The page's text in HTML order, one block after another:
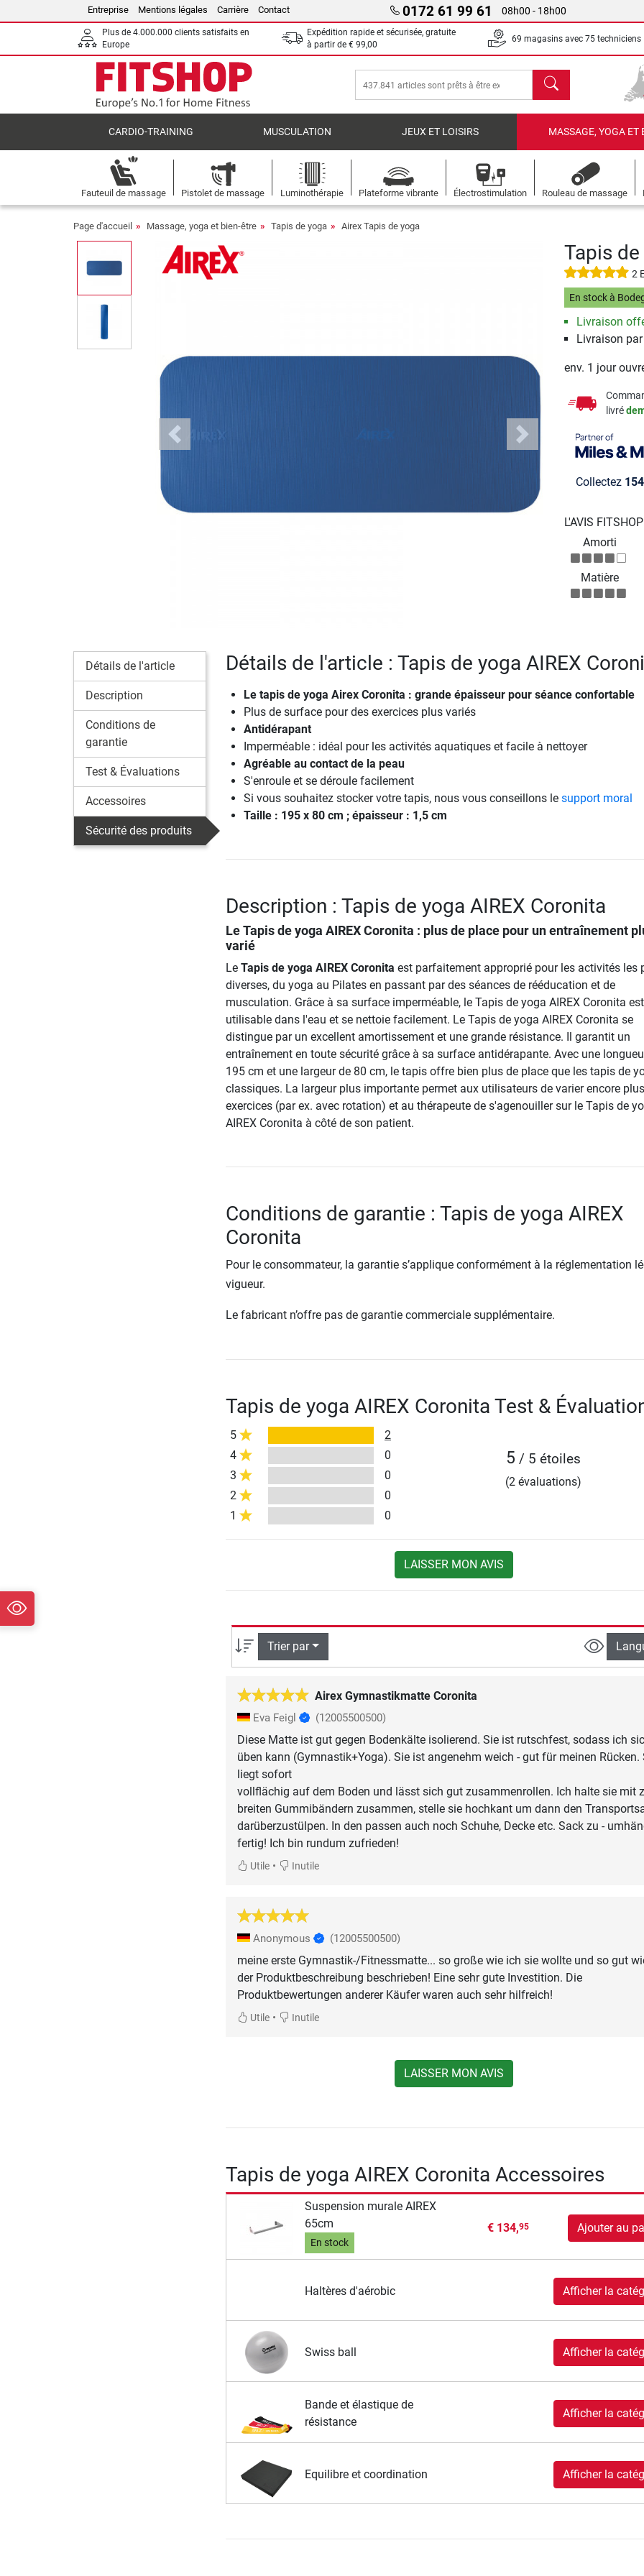
Entreprise Mentions légales Carrière Contact 0172 61 99 61 08h00 - 18h00
Plus de 4.000.000 clients satisfaits en
Europe
Expédition rapide et sécurisée, gratuite
à partir de € 99,00
69 magasins avec 75 techniciens
chercher
CARDIO-TRAINING MUSCULATION JEUX ET LOISIRS MASSAGE, YOGA ET
Fauteuil de massage Pistolet de massage Luminothérapie Plateforme vibrante Électrostimulation Rouleau de massage
Page d'accueil Massage, yoga et bien-être Tapis de yoga Airex Tapis de yoga
Previous Next
Tapis
2
En stock à
Livraison
Livraison
env. 1 jour
livré
Collectez 154
L'AVIS
Amorti
Matière
Détails de l'article
Description
Conditions de
garantie
Test & Évaluations
Accessoires
Sécurité des produits
Détails de l'article : Tapis de yoga AIREX
Le tapis de yoga Airex Coronita : grande épaisseur pour séance confortable
Plus de surface pour des exercices plus variés
Antidérapant
Imperméable : idéal pour les activités aquatiques et facile à nettoyer
Agréable au contact de la peau
S'enroule et se déroule facilement
Si vous souhaitez stocker votre tapis, nous vous conseillons le support moral
Taille : 195 x 80 cm ; épaisseur : 1,5 cm
Description : Tapis de yoga AIREX Coronita
Le Tapis de yoga AIREX Coronita : plus de place pour un entraînement
varié
Le Tapis de yoga AIREX Coronita est parfaitement approprié pour les activités les
diverses, du yoga au Pilates en passant par des séances de rééducation et de
musculation. Grâce à sa surface imperméable, le Tapis de yoga AIREX Coronita est
utilisable dans l'eau et se nettoie facilement. Le Tapis de yoga AIREX Coronita se
distingue par un excellent amortissement et une grande résistance. Il garantit un
entraînement en toute sécurité grâce à sa surface antidérapante. Avec une
195 cm et une largeur de 80 cm, le tapis offre bien plus de place que les tapis de
classiques. La largeur plus importante permet aux utilisateurs de varier encore
exercices (par ex. avec rotation) et au thérapeute de s'agenouiller sur le Tapis de
AIREX Coronita à côté de son patient.
Conditions de garantie : Tapis de yoga AIREX
Coronita
Pour le consommateur, la garantie s’applique conformément à la réglementation
vigueur.
Le fabricant n’offre pas de garantie commerciale supplémentaire.
Tapis de yoga AIREX Coronita Test &
5
2
4
0
3
0
2
0
1
0
5 / 5 étoiles
(2 évaluations)
LAISSER MON AVIS
Trier par
Airex Gymnastikmatte Coronita
Eva Feigl (12005500500)
Diese Matte ist gut gegen Bodenkälte isolierend. Sie ist rutschfest, sodass ich
üben kann (Gymnastik+Yoga). Sie ist angenehm weich - gut für meinen Rücken.
liegt sofort
vollflächig auf dem Boden und lässt sich gut zusammenrollen. Ich halte sie mit
breiten Gummibändern zusammen, stelle sie hochkant um dann den
darüberzustülpen. In den passen auch noch Schuhe, Decke etc. Sack zu -
Utile• Inutile
Anonymous (12005500500)
meine erste Gymnastik-/Fitnessmatte... so große wie ich sie wollte und so gut
der Produktbeschreibung beschrieben! Eine sehr gute Investition. Die
Produktbewertungen anderer Käufer waren auch sehr hilfreich!
Utile• Inutile
LAISSER MON AVIS
Tapis de yoga AIREX Coronita Accessoires
Suspension murale AIREX
65cm
En stock
€ 134,95 Ajouter au
Haltères d'aérobic Afficher la
Swiss ball Afficher la
Bande et élastique de
résistance
Afficher la
Equilibre et coordination Afficher la